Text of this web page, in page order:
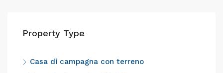
Property Type
Casa di campagna con terreno